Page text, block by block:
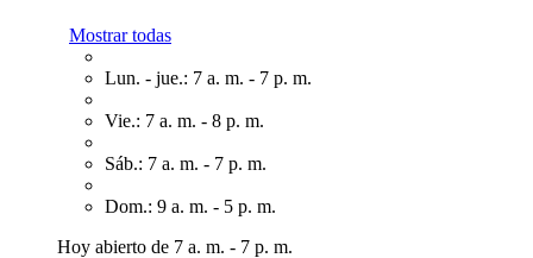
Mostrar todas
Lun. - jue.: 7 a. m. - 7 p. m.
Vie.: 7 a. m. - 8 p. m.
Sáb.: 7 a. m. - 7 p. m.
Dom.: 9 a. m. - 5 p. m.
Hoy abierto de 7 a. m. - 7 p. m.